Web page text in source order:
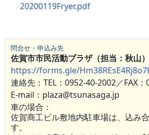
20200119Fryer.pdf
問合せ・申込み先
佐賀市市民活動プラザ（担当：秋山）
https://forms.gle/
連絡先：TEL：0952-40-2002／FAX：
E-mail：plaza@tsunasaga.jp
車の場合：
佐賀商工ビル敷地内駐車場は、込み
す。